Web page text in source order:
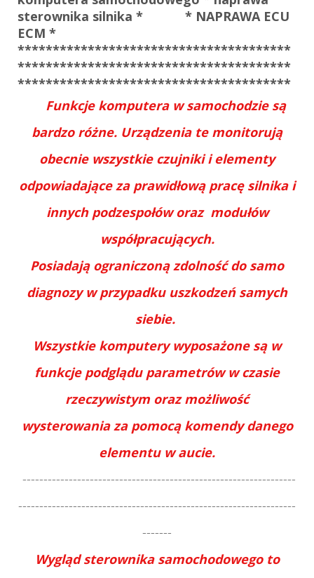
sterownika silnika * * NAPRAWA ECU
ECM *
***************************************
***************************************
***************************************
Funkcje komputera w samochodzie są
bardzo różne. Urządzenia te monitorują
obecnie wszystkie czujniki i elementy
odpowiadające za prawidłową pracę silnika i
innych podzespołów oraz modułów
współpracujących.
Posiadają ograniczoną zdolność do samo
diagnozy w przypadku uszkodzeń samych
siebie.
Wszystkie komputery wyposażone są w
funkcje podglądu parametrów w czasie
rzeczywistym oraz możliwość
wysterowania za pomocą komendy danego
elementu w aucie.
-----------------------------------------------------------------
------------------------------------------------------------------
-------
Wygląd sterownika samochodowego to